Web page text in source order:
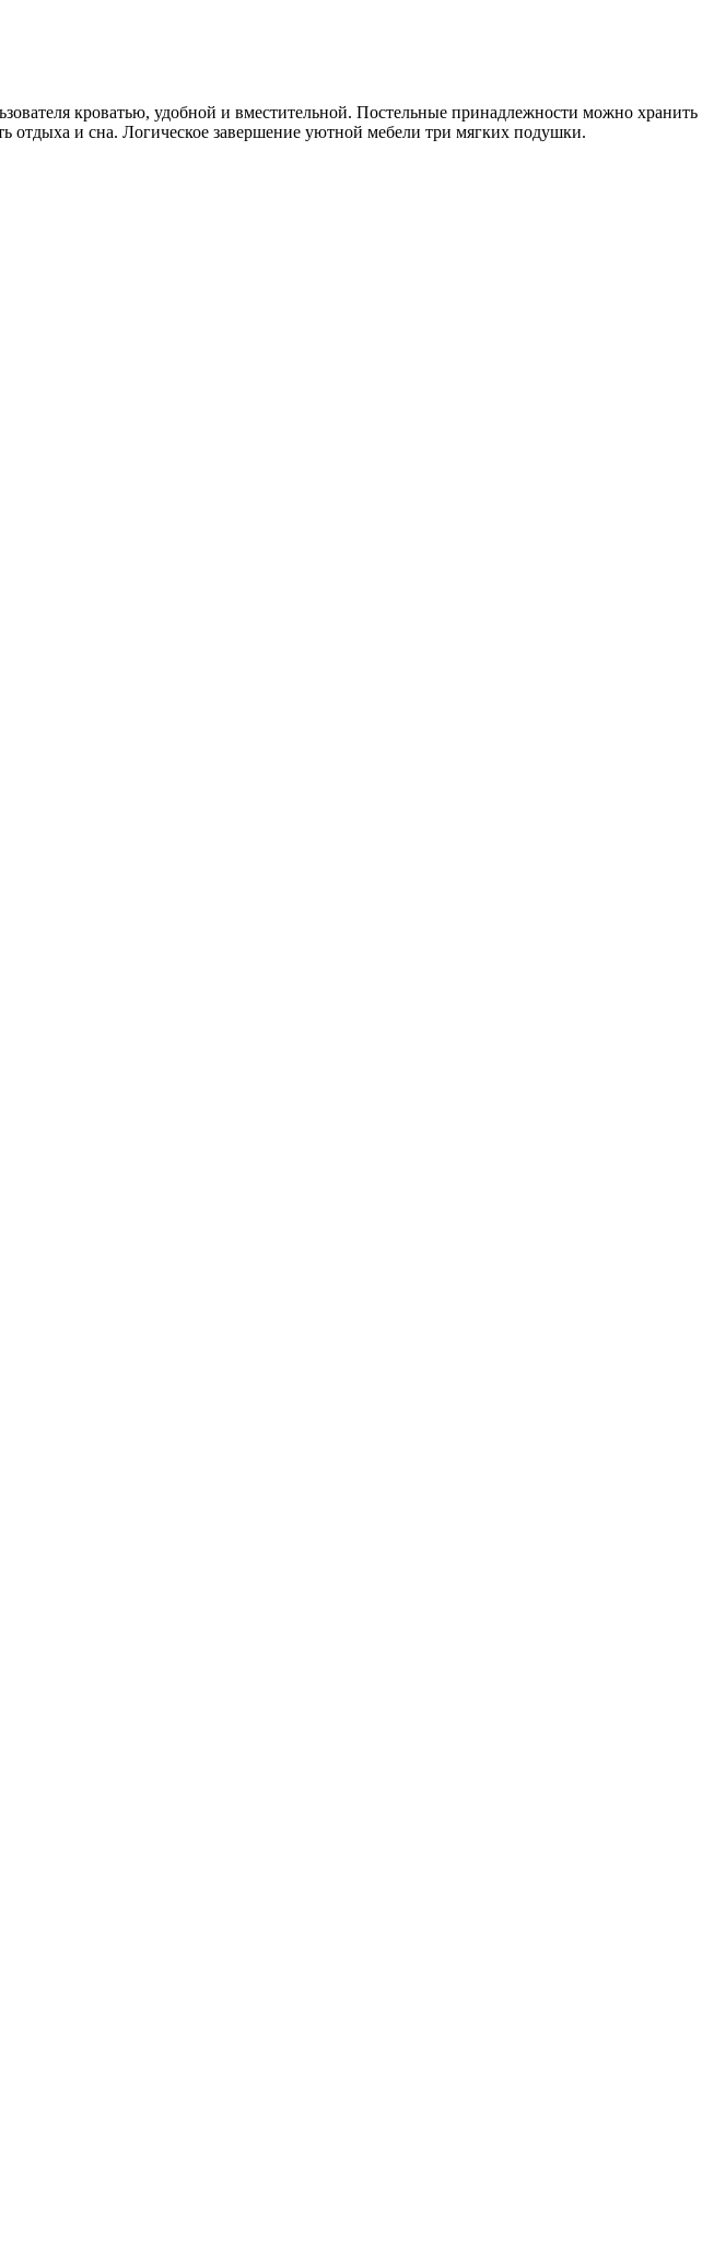
кроватью, удобной и вместительной. Постельные принадлежности можно хранить
отдыха и сна. Логическое завершение уютной мебели три мягких подушки.